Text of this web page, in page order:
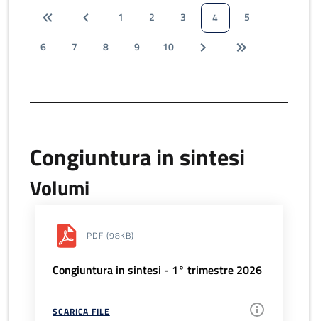
1 2 3 4
5
6
7 8 9 10
Congiuntura in sintesi
Volumi
PDF (98KB)
Congiuntura in sintesi - 1° trimestre 2026
SCARICA FILE